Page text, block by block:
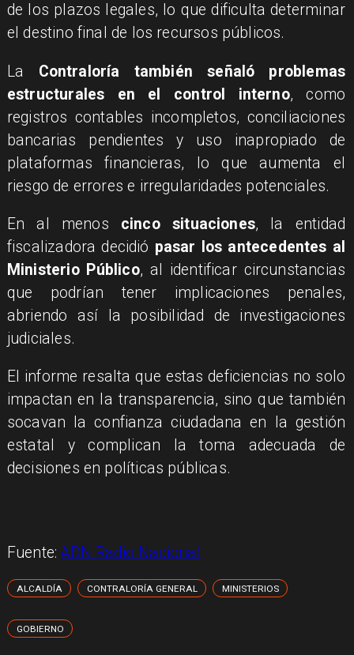
de los plazos legales, lo que dificulta determinar
el destino final de los recursos públicos.
La Contraloría también señaló problemas
estructurales en el control interno, como
registros contables incompletos, conciliaciones
bancarias pendientes y uso inapropiado de
plataformas financieras, lo que aumenta el
riesgo de errores e irregularidades potenciales.
En al menos cinco situaciones, la entidad
fiscalizadora decidió pasar los antecedentes al
Ministerio Público, al identificar circunstancias
que podrían tener implicaciones penales,
abriendo así la posibilidad de investigaciones
judiciales.
El informe resalta que estas deficiencias no solo
impactan en la transparencia, sino que también
socavan la confianza ciudadana en la gestión
estatal y complican la toma adecuada de
decisiones en políticas públicas.
Fuente:ADN Radio Nacional
ALCALDÍA CONTRALORÍA GENERAL MINISTERIOS
GOBIERNO